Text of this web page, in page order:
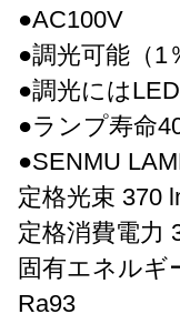
●AC100V
●調光可能（1
●調光には
●ランプ寿命
●SENMU
定格光束 370
定格消費電力
固有エネルギ
Ra93